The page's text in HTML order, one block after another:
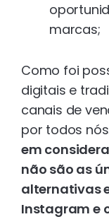
marcas;
Como foi
digitais e
canais de
por todos
em
não são as
alternativas
Instagram e